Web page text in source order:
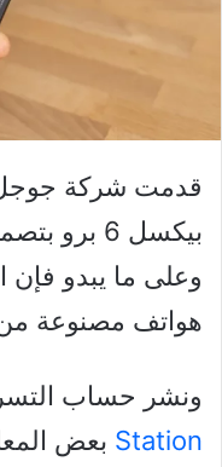
بيكسل 6
وعلى ما يبدو
هواتف مصنوعة
ونشر حساب
Station بعض